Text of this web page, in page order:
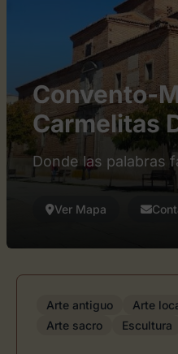
Convento-
Carmelitas
Donde las palabras
Ver Mapa
Arte antiguo Arte
Arte sacro
Escultura